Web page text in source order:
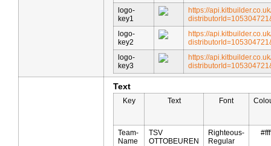
logo-
key1
https://
logo-
key2
https://
logo-
key3
https://
Text
Key Text Font
Team-
Name
TSV
OTTOBEUREN
Righteous-
Regular